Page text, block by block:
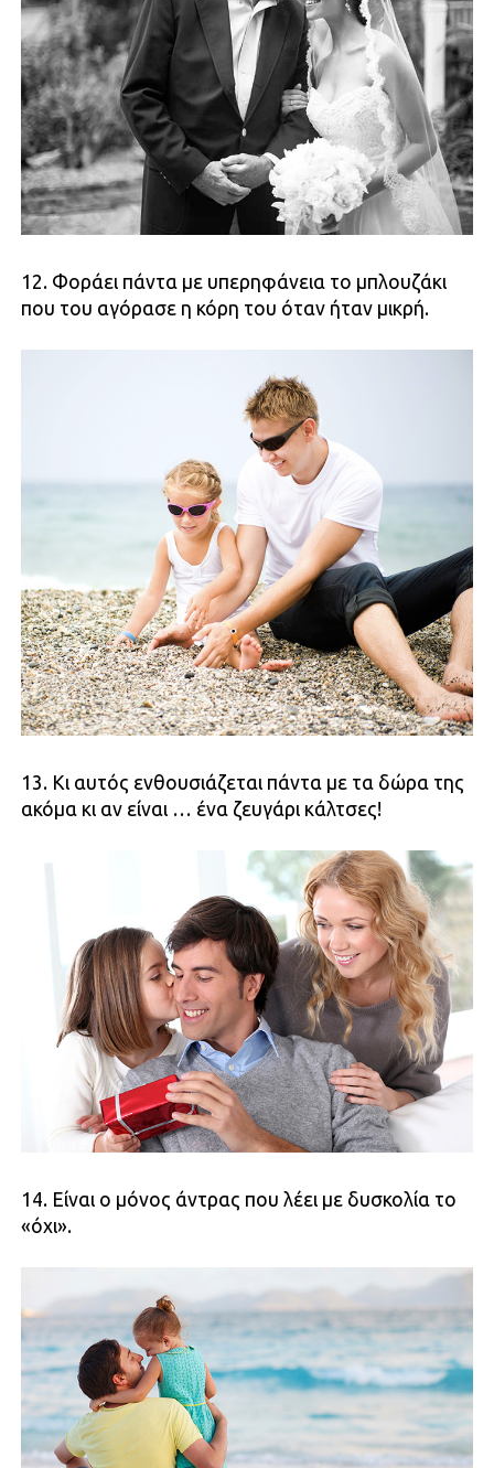
12. Φοράει πάντα με υπερηφάνεια το μπλουζάκι
που του αγόρασε η κόρη του όταν ήταν μικρή.
13. Κι αυτός ενθουσιάζεται πάντα με τα δώρα της
ακόμα κι αν είναι … ένα ζευγάρι κάλτσες!
14. Είναι ο μόνος άντρας που λέει με δυσκολία το
«όχι».